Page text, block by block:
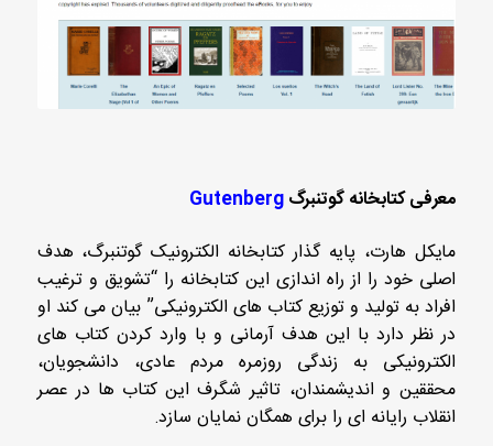
معرفی کتابخانه گوتنبرگ Gutenberg
مایکل هارت، پایه گذار کتابخانه الکترونیک گوتنبرگ، هدف
اصلی خود را از راه اندازی این کتابخانه را “تشویق و ترغیب
افراد به تولید و توزیع کتاب های الکترونیکی” بیان می کند او
در نظر دارد با این هدف آرمانی و با وارد کردن کتاب های
الکترونیکی به زندگی روزمره مردم عادی، دانشجویان،
محققین و اندیشمندان، تاثیر شگرف این کتاب ها در عصر
انقلاب رایانه ای را برای همگان نمایان سازد.